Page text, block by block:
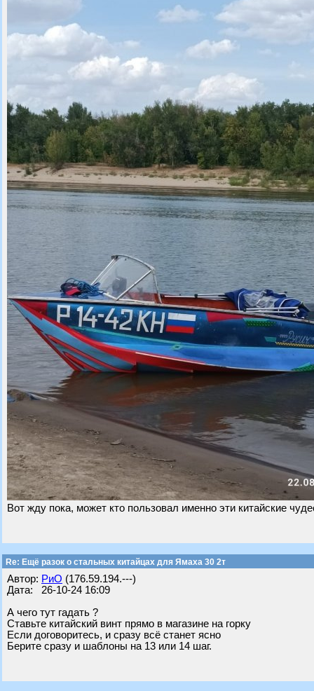
Вот жду пока, может кто пользовал именно эти китайские
Re: Ещё разок о стальных китайцах для Ямаха 30 2т
Автор: РиО (176.59.194.---)
Дата: 26-10-24 16:09
А чего тут гадать ?
Ставьте китайский винт прямо в магазине на горку
Если договоритесь, и сразу всё станет ясно
Берите сразу и шаблоны на 13 или 14 шаг.